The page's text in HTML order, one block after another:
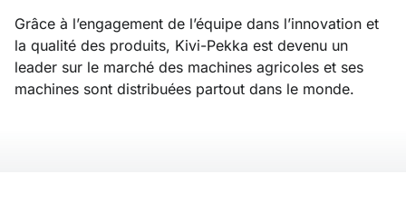
Grâce à l’engagement de l’équipe dans l’innovation et
la qualité des produits, Kivi-Pekka est devenu un
leader sur le marché des machines agricoles et ses
machines sont distribuées partout dans le monde.